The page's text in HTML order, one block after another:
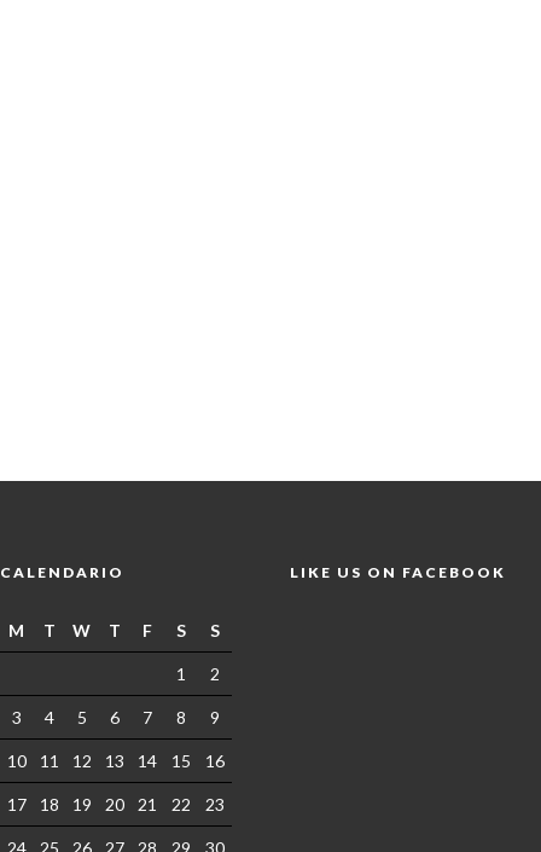
CALENDARIO
M T W T F S S
1 2
3 4 5 6 7 8 9
10 11 12 13 14 15 16
17 18 19 20 21 22 23
24 25 26 27 28 29 30
LIKE US ON FACEBOOK